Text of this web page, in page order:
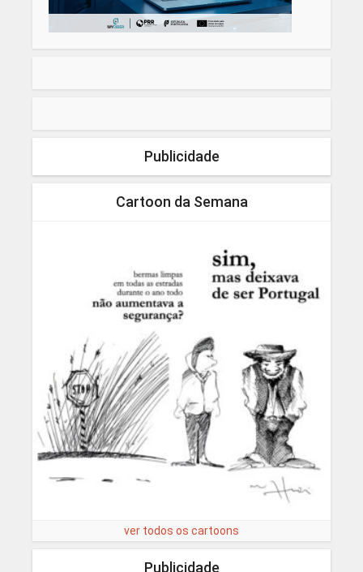
Publicidade
Cartoon da Semana
ver todos os cartoons
Publicidade